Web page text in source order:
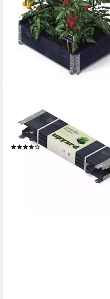
Palettenrahmen 15 mm Stärke -
stapelbar, modularer Aufbau für
maximale Individualität im Garten
(10)
lieferbar - in 3-4 Werktagen bei dir